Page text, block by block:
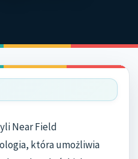
Near Field
która umożliwia